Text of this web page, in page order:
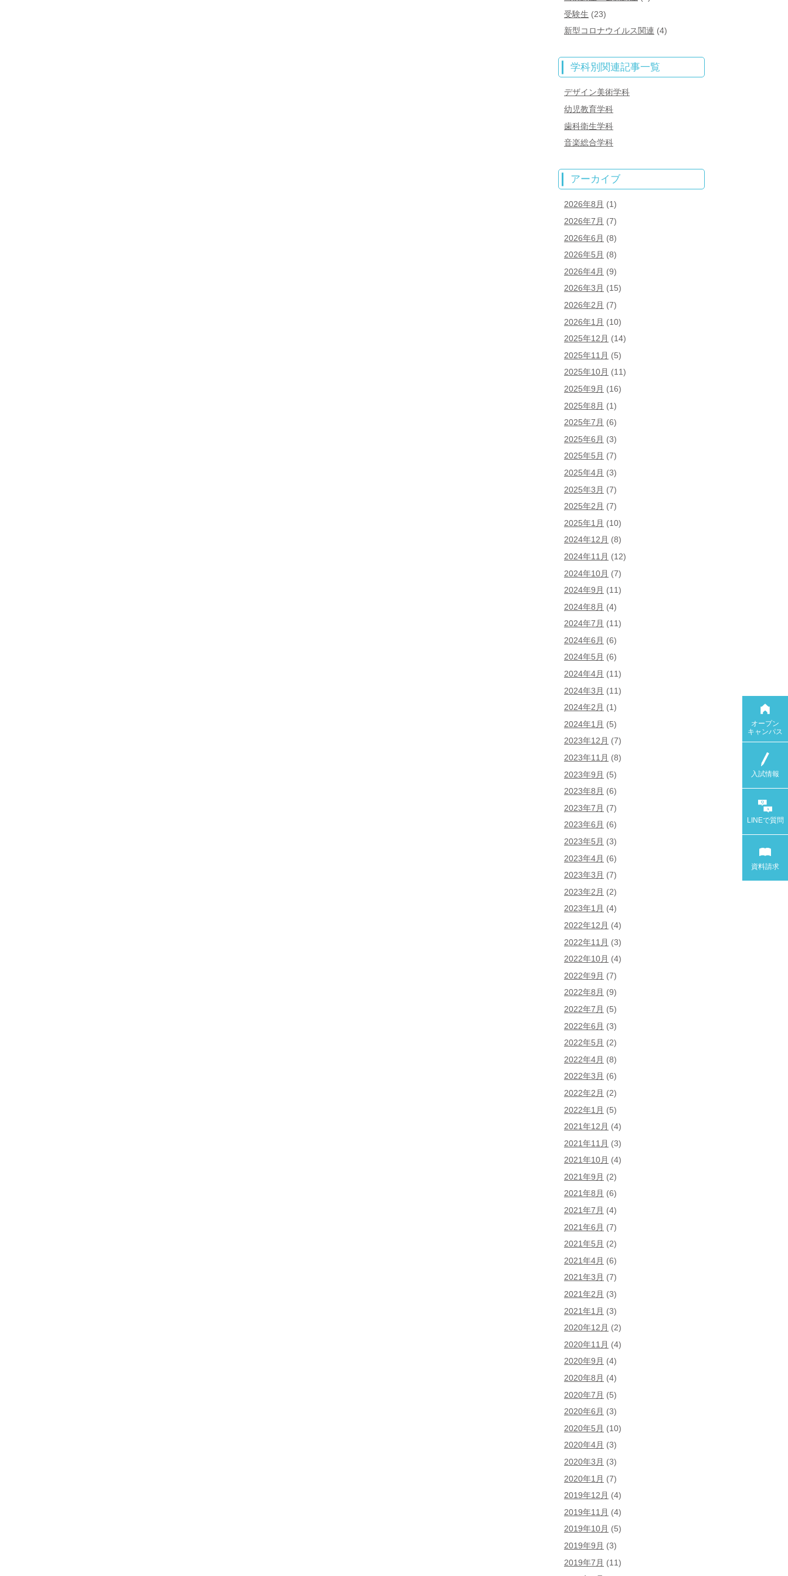
受験生 (23)
新型コロナウイルス関連 (4)
学科別関連記事一覧
デザイン美術学科
幼児教育学科
歯科衛生学科
音楽総合学科
アーカイブ
2026年8月 (1)
2026年7月 (7)
2026年6月 (8)
2026年5月 (8)
2026年4月 (9)
2026年3月 (15)
2026年2月 (7)
2026年1月 (10)
2025年12月 (14)
2025年11月 (5)
2025年10月 (11)
2025年9月 (16)
2025年8月 (1)
2025年7月 (6)
2025年6月 (3)
2025年5月 (7)
2025年4月 (3)
2025年3月 (7)
2025年2月 (7)
2025年1月 (10)
2024年12月 (8)
2024年11月 (12)
2024年10月 (7)
2024年9月 (11)
2024年8月 (4)
2024年7月 (11)
2024年6月 (6)
2024年5月 (6)
2024年4月 (11)
2024年3月 (11)
2024年2月 (1)
2024年1月 (5)
2023年12月 (7)
2023年11月 (8)
2023年9月 (5)
2023年8月 (6)
2023年7月 (7)
2023年6月 (6)
2023年5月 (3)
2023年4月 (6)
2023年3月 (7)
2023年2月 (2)
2023年1月 (4)
2022年12月 (4)
2022年11月 (3)
2022年10月 (4)
2022年9月 (7)
2022年8月 (9)
2022年7月 (5)
2022年6月 (3)
2022年5月 (2)
2022年4月 (8)
2022年3月 (6)
2022年2月 (2)
2022年1月 (5)
2021年12月 (4)
2021年11月 (3)
2021年10月 (4)
2021年9月 (2)
2021年8月 (6)
2021年7月 (4)
2021年6月 (7)
2021年5月 (2)
2021年4月 (6)
2021年3月 (7)
2021年2月 (3)
2021年1月 (3)
2020年12月 (2)
2020年11月 (4)
2020年9月 (4)
2020年8月 (4)
2020年7月 (5)
2020年6月 (3)
2020年5月 (10)
2020年4月 (3)
2020年3月 (3)
2020年1月 (7)
2019年12月 (4)
2019年11月 (4)
2019年10月 (5)
2019年9月 (3)
2019年7月 (11)
オープン
キャンパス
入試情報
LINEで質問
資料請求